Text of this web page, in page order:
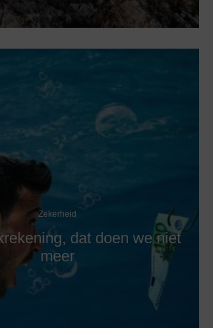
Zekerheid
dat doen we niet
meer